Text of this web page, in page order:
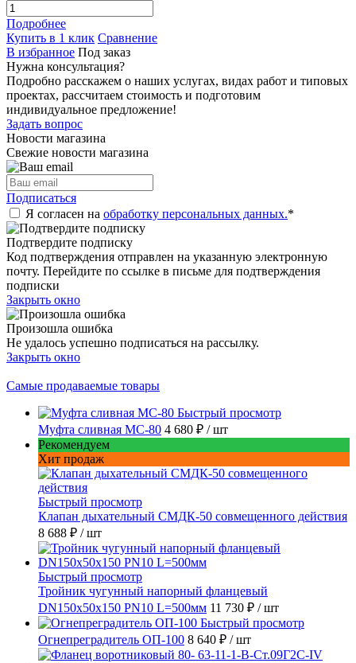
Подробнее
Купить в 1 клик Сравнение
В избранное Под заказ
Нужна консультация?
Подробно расскажем о наших услугах, видах работ и типовых
проектах, рассчитаем стоимость и подготовим
индивидуальное предложение!
Задать вопрос
Новости магазина
Свежие новости магазина
Подписаться
Я согласен на обработку персональных данных.*
Подтвердите подписку
Код подтверждения отправлен на указанную электронную
почту. Перейдите по ссылке в письме для подтверждения
подписки
Закрыть окно
Произошла ошибка
Не удалось успешно подписаться на рассылку.
Закрыть окно
Самые продаваемые товары
Быстрый просмотр
Муфта сливная МС-80 4 680 ₽ / шт
Рекомендуем
Хит продаж
Быстрый просмотр
Клапан дыхательный СМДК-50 совмещенного действия
8 688 ₽ / шт
Быстрый просмотр
Тройник чугунный напорный фланцевый
DN150х50х150 PN10 L=500мм 11 730 ₽ / шт
Быстрый просмотр
Огнепреградитель ОП-100 8 640 ₽ / шт